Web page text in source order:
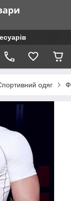
одяг